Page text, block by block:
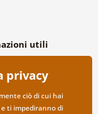
utili
all’ingrosso
privacy
ciò di cui hai
ti impediranno di